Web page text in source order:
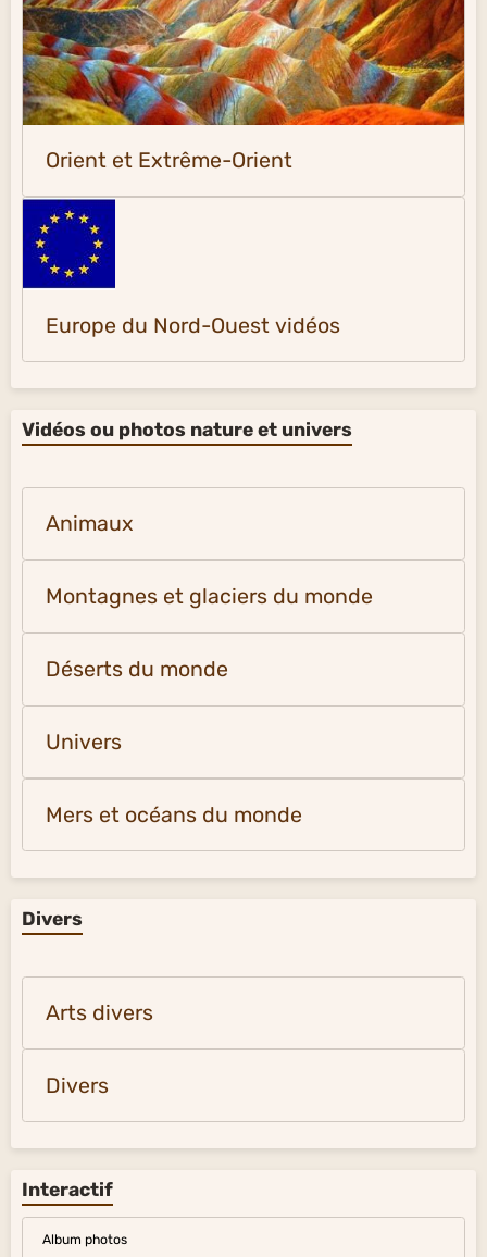
Orient et Extrême-Orient
Europe du Nord-Ouest vidéos
Vidéos ou photos nature et univers
Animaux
Montagnes et glaciers du monde
Déserts du monde
Univers
Mers et océans du monde
Divers
Arts divers
Divers
Interactif
Album photos